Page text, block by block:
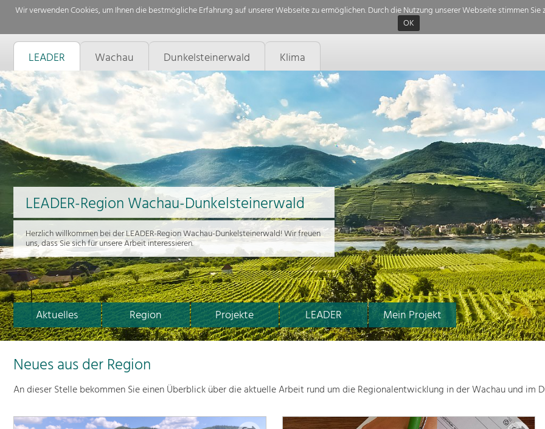
Wir verwenden Cookies, um Ihnen die bestmögliche Erfahrung auf unserer Webseite zu ermöglichen. Durch die Nutzung unserer Webseite stimmen
OK
LEADER Wachau Dunkelsteinerwald Klima
Aktuelles Region Projekte LEADER Mein Projekt
LEADER-Region Wachau-Dunkelsteinerwald
Herzlich willkommen bei der LEADER-Region Wachau-Dunkelsteinerwald! Wir freuen
uns, dass Sie sich für unsere Arbeit interessieren.
Neues aus der Region
An dieser Stelle bekommen Sie einen Überblick über die aktuelle Arbeit rund um die Regionalentwicklung in der Wachau und im